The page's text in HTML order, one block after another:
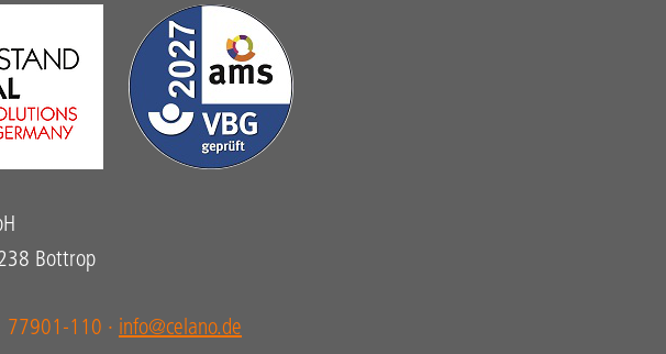
Bottrop
77901-110 · info@celano.de